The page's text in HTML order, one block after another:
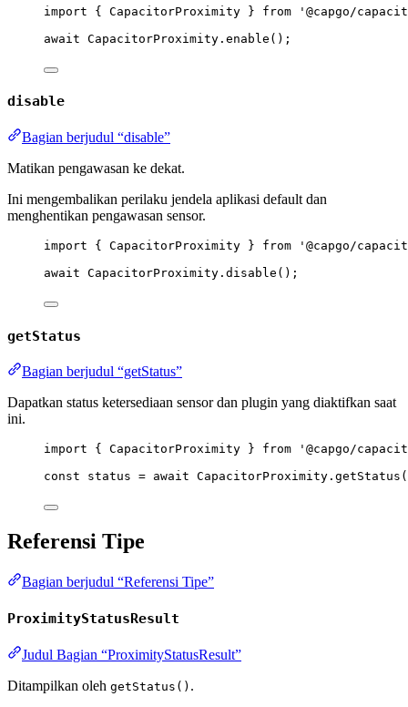
import { CapacitorProximity } from
'@capgo/
await CapacitorProximity. enable ();
disable
Bagian berjudul “disable”
Matikan pengawasan ke dekat.
Ini mengembalikan perilaku jendela aplikasi default dan
menghentikan pengawasan sensor.
import { CapacitorProximity } from
'@capgo/
await CapacitorProximity. disable ();
getStatus
Bagian berjudul “getStatus”
Dapatkan status ketersediaan sensor dan plugin yang diaktifkan saat
ini.
import { CapacitorProximity } from
'@capgo/
const
status = await CapacitorProximity. getStatus
Referensi Tipe
Bagian berjudul “Referensi Tipe”
ProximityStatusResult
Judul Bagian “ProximityStatusResult”
Ditampilkan oleh getStatus() .